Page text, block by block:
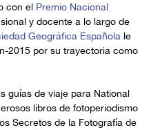
con el Premio Nacional
y docente a lo largo de
Geográfica Española le
2015 por su trayectoria como
guías de viaje para National
libros de fotoperiodismo
Secretos de la Fotografía de